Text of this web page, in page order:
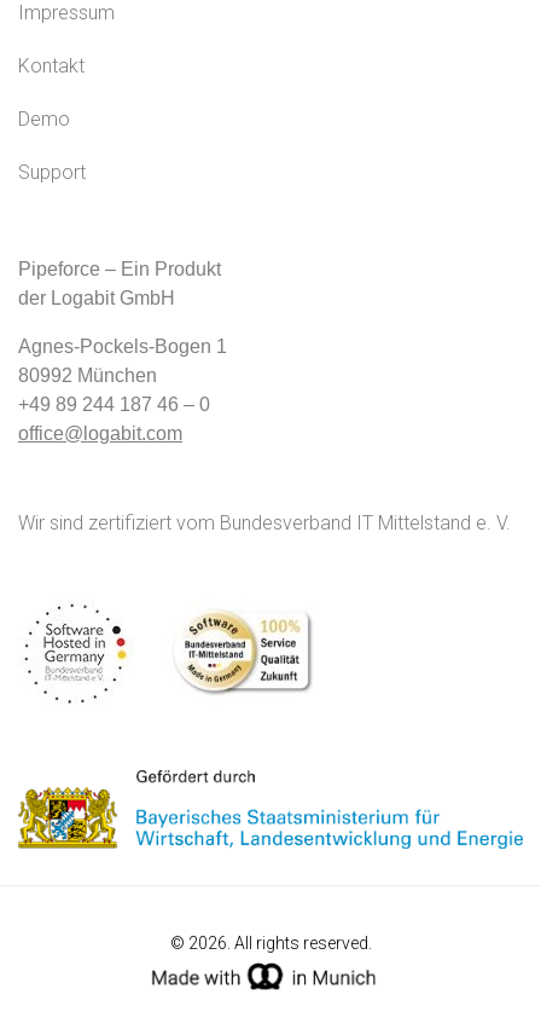
Impressum
Kontakt
Demo
Support
Pipeforce – Ein Produkt
der Logabit GmbH
Agnes-Pockels-Bogen 1
80992 München
+49 89 244 187 46 – 0
office@logabit.com
Wir sind zertifiziert vom Bundesverband IT Mittelstand e. V.
© 2026. All rights reserved.